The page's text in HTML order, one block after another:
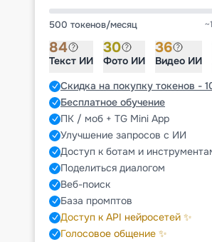
500 токенов/месяц
84
Текст ИИ
30
Фото ИИ
36
Видео ИИ
Скидка на покупку токенов -
Бесплатное обучение
ПК / моб + TG Mini App
Улучшение запросов с ИИ
Доступ к ботам и
Поделиться диалогом
Веб-поиск
База промптов
Доступ к API нейросетей ✨
Голосовое общение ✨